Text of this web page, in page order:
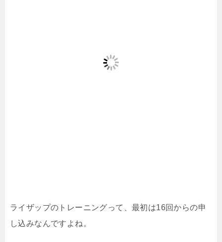
ライザップのトレーニングって、最初は16回からの申
し込みなんですよね。